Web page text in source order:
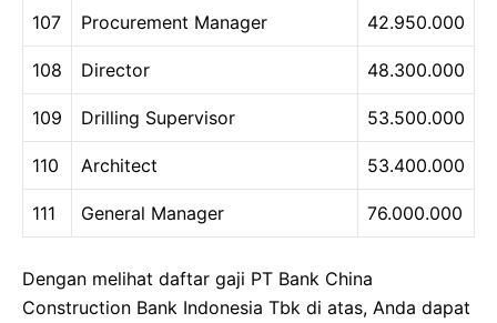
107 Procurement Manager 42.950.000
108 Director 48.300.000
109 Drilling Supervisor 53.500.000
110 Architect 53.400.000
111 General Manager 76.000.000
Dengan melihat daftar gaji PT Bank China
Construction Bank Indonesia Tbk di atas, Anda dapat